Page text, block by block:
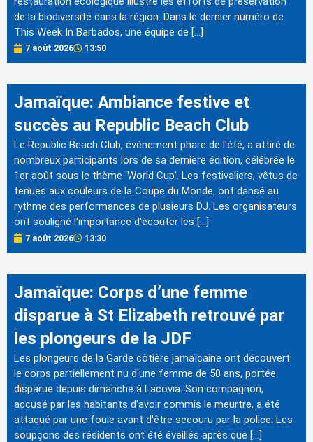
de la biodiversité dans la région. Dans le dernier numéro de
This Week In Barbados, une équipe de […]
7 août 2026 13:50
Jamaïque: Ambiance festive et
succès au Republic Beach Club
Le Republic Beach Club, événement phare de l'été, a attiré de
nombreux participants lors de sa dernière édition, célébrée le
1er août sous le thème 'World Cup'. Les festivaliers, vêtus de
tenues aux couleurs de la Coupe du Monde, ont dansé au
rythme des performances de plusieurs DJ. Les organisateurs
ont souligné l'importance d'écouter les […]
7 août 2026 13:30
Jamaïque: Corps d’une femme
disparue à St Elizabeth retrouvé par
les plongeurs de la JDF
Les plongeurs de la Garde côtière jamaïcaine ont découvert
le corps partiellement nu d'une femme de 50 ans, portée
disparue depuis dimanche à Lacovia. Son compagnon,
accusé par les habitants d'avoir commis le meurtre, a été
attaqué par une foule avant d'être secouru par la police. Les
soupçons des résidents ont été éveillés après que […]